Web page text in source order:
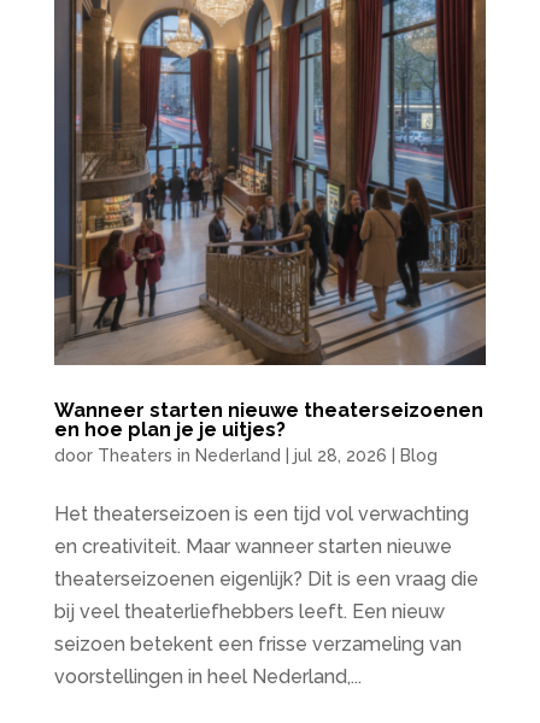
Wanneer starten nieuwe theaterseizoenen
en hoe plan je je uitjes?
door Theaters in Nederland jul 28, 2026 Blog
Het theaterseizoen is een tijd vol verwachting
en creativiteit. Maar wanneer starten nieuwe
theaterseizoenen eigenlijk? Dit is een vraag die
bij veel theaterliefhebbers leeft. Een nieuw
seizoen betekent een frisse verzameling van
voorstellingen in heel Nederland,...